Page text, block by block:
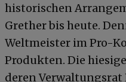
historischen
Grether bis heute.
Weltmeister im Pro-
Produkten. Die
deren